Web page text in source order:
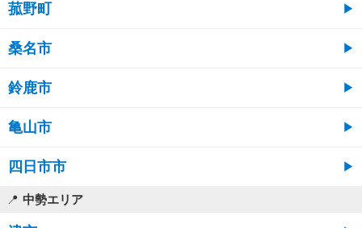
菰野町
桑名市
鈴鹿市
亀山市
四日市市
中勢エリア